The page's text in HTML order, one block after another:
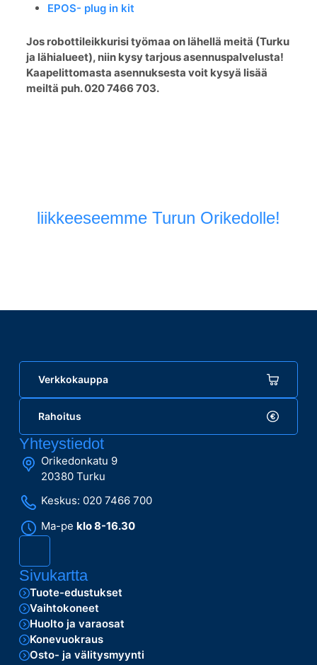
EPOS- plug in kit
Jos robottileikkurisi työmaa on lähellä meitä (Turku
ja lähialueet), niin kysy tarjous asennuspalvelusta!
Kaapelittomasta asennuksesta voit kysyä lisää
meiltä puh. 020 7466 703.
liikkeeseemme Turun Orikedolle!
Verkkokauppa
Rahoitus
Yhteystiedot
Orikedonkatu 9
20380 Turku
Keskus: 020 7466 700
Ma-peklo 8-16.30
Sivukartta
Tuote-edustukset
Vaihtokoneet
Huolto ja varaosat
Konevuokraus
Osto- ja välitysmyynti